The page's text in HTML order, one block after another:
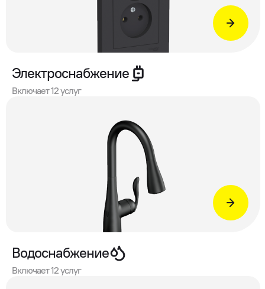
Электроснабжение
Включает 12 услуг
Водоснабжение
Включает 12 услуг